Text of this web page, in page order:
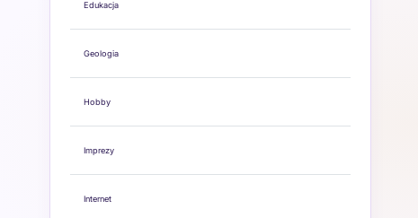
Edukacja
Geologia
Hobby
Imprezy
Internet